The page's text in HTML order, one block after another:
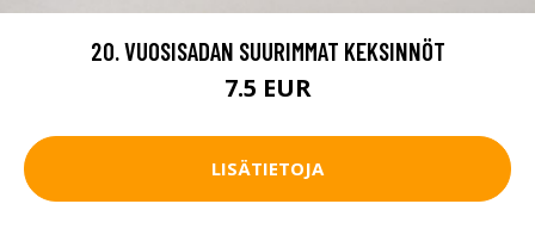
20. VUOSISADAN SUURIMMAT KEKSINNÖT
7.5 EUR
LISÄTIETOJA